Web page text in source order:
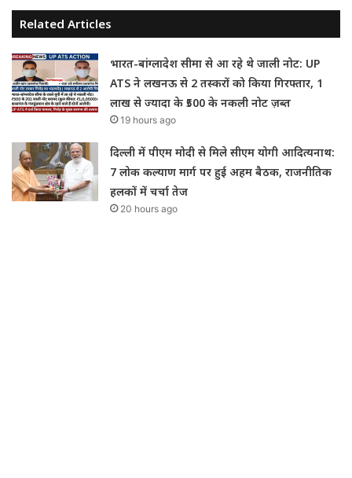
Related Articles
भारत-बांग्लादेश सीमा से आ रहे थे जाली नोट: UP
ATS ने लखनऊ से 2 तस्करों को किया गिरफ्तार, 1
लाख से ज्यादा के ₹500 के नकली नोट ज़ब्त
19 hours ago
दिल्ली में पीएम मोदी से मिले सीएम योगी आदित्यनाथ:
7 लोक कल्याण मार्ग पर हुई अहम बैठक, राजनीतिक
हलकों में चर्चा तेज
20 hours ago